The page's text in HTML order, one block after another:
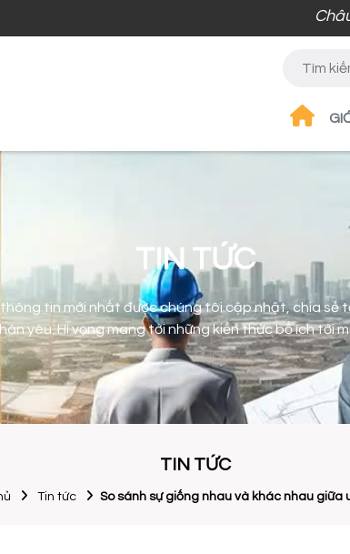
Châu An –
TIN TỨC
tin mới nhất được chúng tôi cập nhật, chia sẻ
yêu. Hi vọng mang tới những kiến thức bổ ích tới
TIN TỨC
Tin tức So sánh sự giống nhau và khác nhau giữa